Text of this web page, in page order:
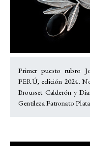
Primer puesto rubro
PERÚ, edición 2024.
Brousset Calderón y
Gentileza Patronato